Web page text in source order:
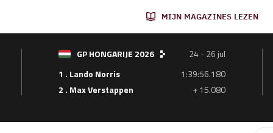
MIJN MAGAZINES LEZEN
GP HONGARIJE 2026
24 - 26 jul
1 . Lando Norris
1:39:56.180
2 . Max Verstappen
+ 15.080